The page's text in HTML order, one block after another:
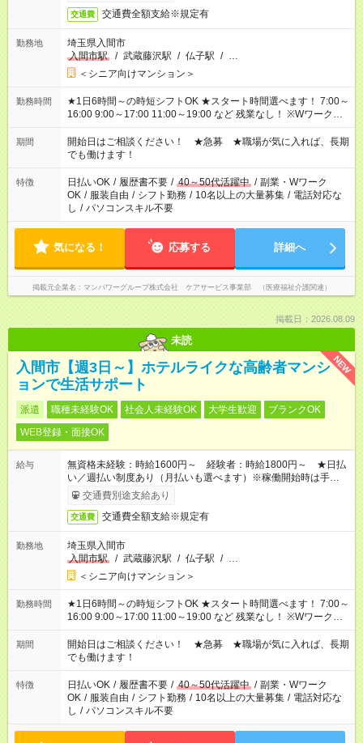
交通費 交通費全額支給※規定有
勤務地
埼玉県入間市
入間市駅
/ 武蔵藤沢駅 / 仏子駅 / …
＜シニア向けマンション＞
勤務時間
★1日6時間～の時短シフトOK ★スタート時間選べます！ 7:00～
16:00 9:00～17:00 11:00～19:00 など 残業なし！ ※Wワークの
場合、他のお仕事と合わせ週40時間超の就業はご案内できませ
ん ※法令に基づき、週20時間以上勤務は社会保険への加入対象
となります ※労働者派遣法（日雇い派遣の原則禁止）により、
短時間・短期間の就業はご案内が難しい場合があります
期間
開始日はご相談ください！ ★急募 ★職場が気に入れば、長期
でも働けます！
特徴 日払いOK / 履歴書不要 / 40～50代活躍中 / 副業・Wワーク
OK / 服装自由 / シフト勤務 / 10名以上の大量募集 / 電話対応な
し / パソコンスキル不要
気になる！ 応募する 詳細へ
掲載元企業名 マンパワーグループ株式会社 ケアサービス事業部 （医療福祉介護関連）
掲載日：2026.08.09
未読
NEW
入間市【週3日～】ホテルライクな高齢者マンシ
ョンで生活サポート
派遣 職種未経験OK 社会人未経験OK 大学生歓迎
ブランクOK
WEB登録・面接OK
給与
無資格未経験：時給1600円～ 経験者：時給1800円～ ★日払
い／週払い制度あり（月払いも選べます）※稼働開始時は手続き
完了次第のお支払いとなります。
交通費別途支給あり
交通費 交通費全額支給※規定有
勤務地
埼玉県入間市
入間市駅
/ 武蔵藤沢駅 / 仏子駅 / …
＜シニア向けマンション＞
勤務時間
★1日6時間～の時短シフトOK ★スタート時間選べます！ 7:00～
16:00 9:00～17:00 11:00～19:00 など 残業なし！ ※Wワークの
場合、他のお仕事と合わせ週40時間超の就業はご案内できませ
ん ※法令に基づき、週20時間以上勤務は社会保険への加入対象
となります ※労働者派遣法（日雇い派遣の原則禁止）により、
短時間・短期間の就業はご案内が難しい場合があります
期間
開始日はご相談ください！ ★急募 ★職場が気に入れば、長期
でも働けます！
特徴 日払いOK / 履歴書不要 / 40～50代活躍中 / 副業・Wワーク
OK / 服装自由 / シフト勤務 / 10名以上の大量募集 / 電話対応な
し / パソコンスキル不要